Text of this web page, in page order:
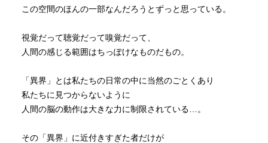
この空間のほんの一部なんだろうとずっと思っている。
視覚だって聴覚だって嗅覚だって、
人間の感じる範囲はちっぽけなものだもの。
「異界」とは私たちの日常の中に当然のごとくあり
私たちに見つからないように
人間の脳の動作は大きな力に制限されている…。
その「異界」に近付きすぎた者だけが